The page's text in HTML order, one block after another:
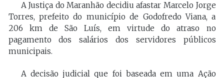
A Justiça do Maranhão decidiu afastar Marcelo Jorge
Torres, prefeito do município de Godofredo Viana, a
206 km de São Luís, em virtude do atraso no
pagamento dos salários dos servidores públicos
municipais.
A decisão judicial que foi baseada em uma Ação